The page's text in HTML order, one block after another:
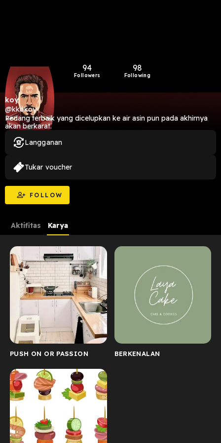
94
Followers
98
Following
koy
@kkokoy
Pedang terbaik yang dicelupkan ke air asin pun pada akhirnya
akan berkarat.
FOLLOW
Langganan
Tukar voucher
Aktifitas Karya
PUSH ON OR PASSION BERKENALAN